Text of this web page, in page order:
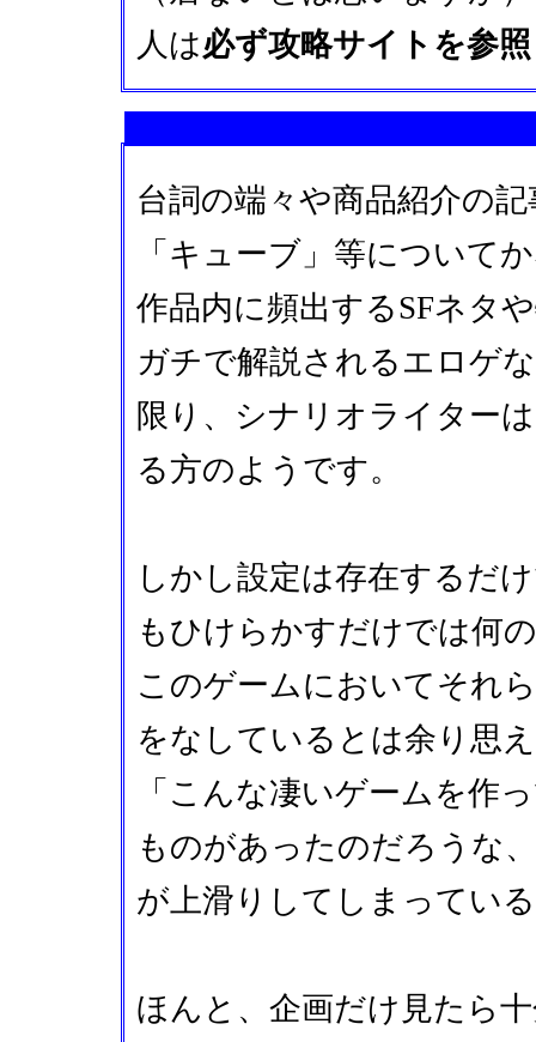
人は必ず攻略サイトを参
台詞の端々や商品紹介の
「キューブ」等について
作品内に頻出するSFネタ
ガチで解説されるエロゲ
限り、シナリオライター
る方のようです。
しかし設定は存在するだ
もひけらかすだけでは何
このゲームにおいてそれ
をなしているとは余り思
「こんな凄いゲームを作
ものがあったのだろうな
が上滑りしてしまってい
ほんと、企画だけ見たら